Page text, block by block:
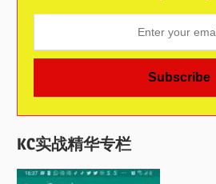
KC实战精华专栏